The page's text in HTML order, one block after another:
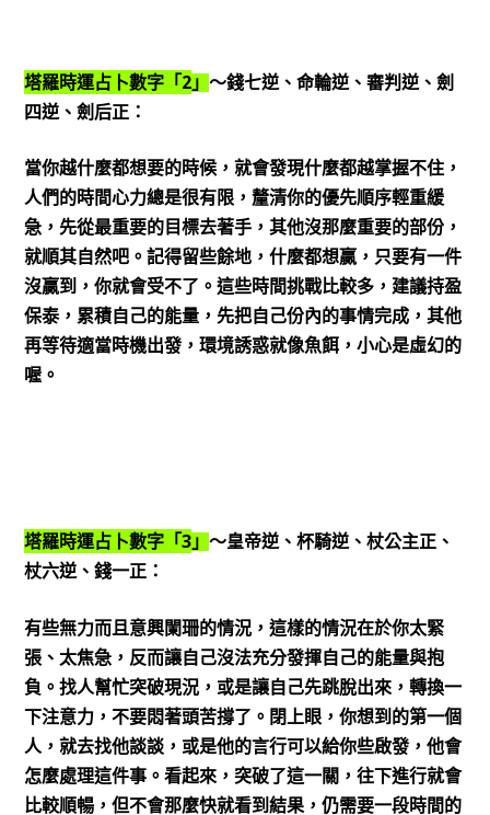
塔羅時運占卜數字「2」 ～錢七逆、命輪逆、審判逆、劍
四逆、劍后正：
當你越什麼都想要的時候，就會發現什麼都越掌握不住，
人們的時間心力總是很有限，釐清你的優先順序輕重緩
急，先從最重要的目標去著手，其他沒那麼重要的部份，
就順其自然吧。記得留些餘地，什麼都想贏，只要有一件
沒贏到，你就會受不了。這些時間挑戰比較多，建議持盈
保泰，累積自己的能量，先把自己份內的事情完成，其他
再等待適當時機出發，環境誘惑就像魚餌，小心是虛幻的
喔。
塔羅時運占卜數字「3」 ～皇帝逆、杯騎逆、杖公主正、
杖六逆、錢一正：
有些無力而且意興闌珊的情況，這樣的情況在於你太緊
張、太焦急，反而讓自己沒法充分發揮自己的能量與抱
負。找人幫忙突破現況，或是讓自己先跳脫出來，轉換一
下注意力，不要悶著頭苦撐了。閉上眼，你想到的第一個
人，就去找他談談，或是他的言行可以給你些啟發，他會
怎麼處理這件事。看起來，突破了這一關，往下進行就會
比較順暢，但不會那麼快就看到結果，仍需要一段時間的